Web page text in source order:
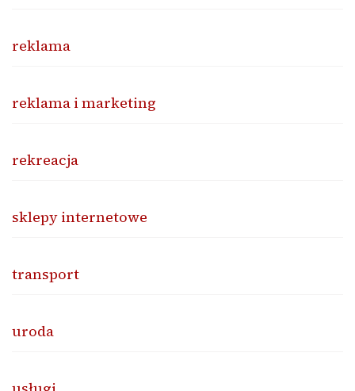
reklama
reklama i marketing
rekreacja
sklepy internetowe
transport
uroda